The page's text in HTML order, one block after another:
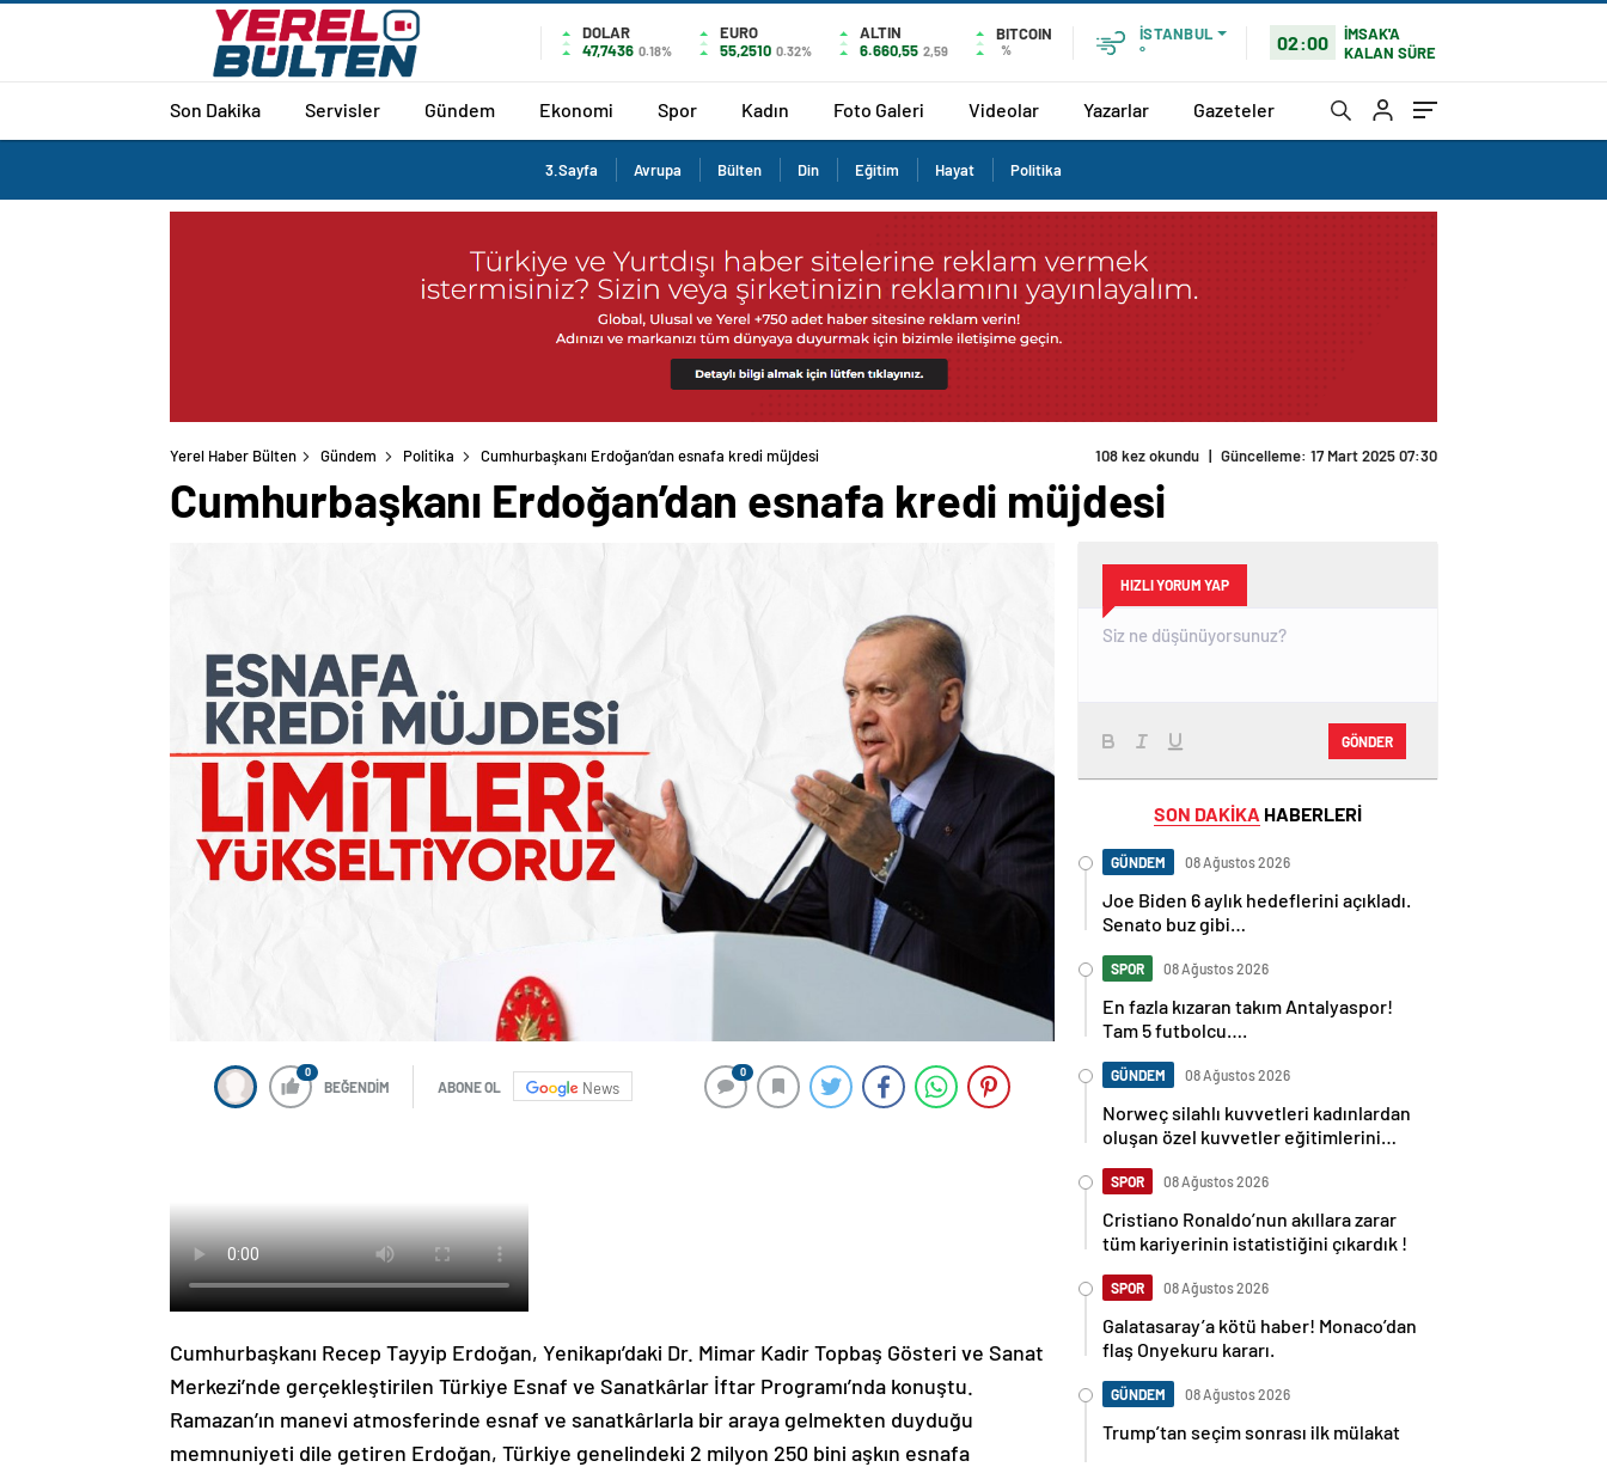
DOLAR
47,7436 0.18%
EURO
55,2510 0.32%
ALTIN
6.660,55 2,59
BITCOIN
%
İSTANBUL
°
02:00
İMSAK'A
KALAN SÜRE
Son Dakika Servisler Gündem Ekonomi Spor Kadın Foto Galeri Videolar Yazarlar Gazeteler
3.Sayfa Avrupa Bülten Din Eğitim Hayat Politika
Yerel Haber Bülten Gündem Politika Cumhurbaşkanı Erdoğan’dan esnafa kredi müjdesi 108 kez okundu | Güncelleme: 17 Mart 2025 07:30
Cumhurbaşkanı Erdoğan’dan esnafa kredi müjdesi
0
BEĞENDİM ABONE OL News
0
Cumhurbaşkanı Recep Tayyip Erdoğan, Yenikapı’daki Dr. Mimar Kadir Topbaş Gösteri ve Sanat
Merkezi’nde gerçekleştirilen Türkiye Esnaf ve Sanatkârlar İftar Programı’nda konuştu.
Ramazan’ın manevi atmosferinde esnaf ve sanatkârlarla bir araya gelmekten duyduğu
memnuniyeti dile getiren Erdoğan, Türkiye genelindeki 2 milyon 250 bini aşkın esnafa
HIZLI YORUM YAP
GÖNDER
SON DAKİKA HABERLERİ
GÜNDEM 08 Ağustos 2026
Joe Biden 6 aylık hedeflerini açıkladı.
Senato buz gibi…
SPOR 08 Ağustos 2026
En fazla kızaran takım Antalyaspor!
Tam 5 futbolcu….
GÜNDEM 08 Ağustos 2026
Norweç silahlı kuvvetleri kadınlardan
oluşan özel kuvvetler eğitimlerini
SPOR 08 Ağustos 2026
Cristiano Ronaldo’nun akıllara zarar
tüm kariyerinin istatistiğini çıkardık !
SPOR 08 Ağustos 2026
Galatasaray’a kötü haber! Monaco’dan
flaş Onyekuru kararı.
GÜNDEM 08 Ağustos 2026
Trump’tan seçim sonrası ilk mülakat